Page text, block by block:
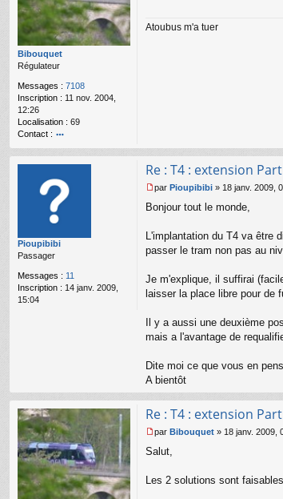
Bibouquet
Régulateur
Messages : 7108
Inscription : 11 nov. 2004,
12:26
Localisation : 69
Contact :
o
te
r
Bi
b
u
et
g
Atoubus m'a tuer
Pioupibibi
Passager
Messages : 11
Inscription : 14 janv. 2009,
15:04
Re : T4 : extension
e
s
g
n
o
u
par Pioupibibi » 18 janv. 2009,
Bonjour tout le monde,
L'implantation du T4 va être
passer le tram non pas au
Je m'explique, il suffirai
laisser la place libre pour de
Il y a aussi une deuxième
mais a l'avantage de
Dite moi ce que vous en
A bientôt
Re : T4 : extension
e
s
par Bibouquet » 18 janv. 2009,
Salut,
Les 2 solutions sont